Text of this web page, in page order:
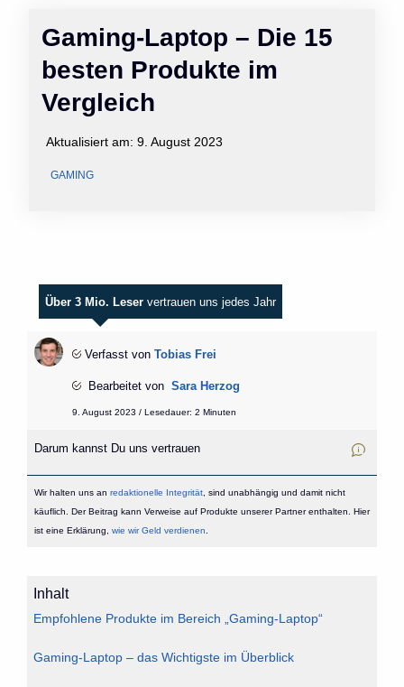
Gaming-Laptop – Die 15
besten Produkte im
Vergleich
Aktualisiert am: 9. August 2023
GAMING
Über 3 Mio. Leser vertrauen uns jedes Jahr
Verfasst von Tobias Frei
Bearbeitet von Sara Herzog
9. August 2023 / Lesedauer: 2 Minuten
Darum kannst Du uns vertrauen
Wir halten uns an redaktionelle Integrität, sind unabhängig und damit nicht
käuflich. Der Beitrag kann Verweise auf Produkte unserer Partner enthalten. Hier
ist eine Erklärung, wie wir Geld verdienen
Inhalt
Empfohlene Produkte im Bereich „Gaming-Laptop“
Gaming-Laptop – das Wichtigste im Überblick